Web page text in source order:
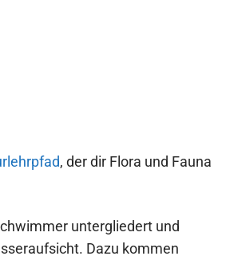
, der dir Flora und Fauna
untergliedert und
Dazu kommen